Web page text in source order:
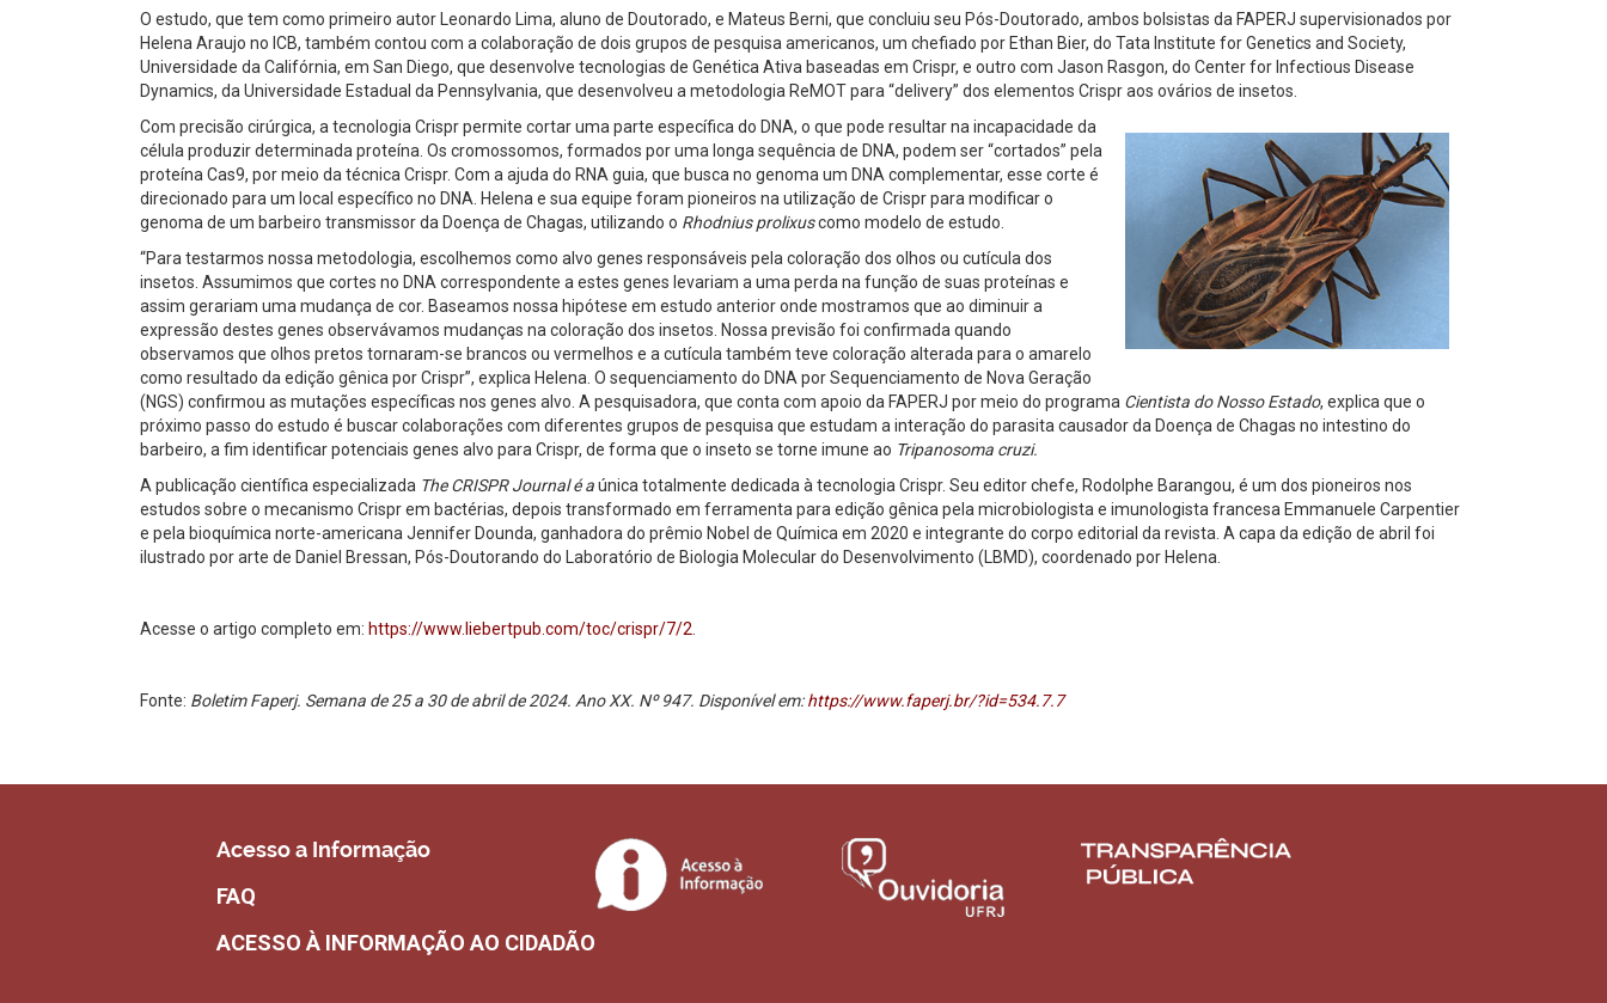
O estudo, que tem como primeiro autor Leonardo Lima, aluno de Doutorado, e Mateus Berni, que concluiu seu Pós-Doutorado, ambos bolsistas da FAPERJ supervisionados por
Helena Araujo no ICB, também contou com a colaboração de dois grupos de pesquisa americanos, um chefiado por Ethan Bier, do Tata Institute for Genetics and Society,
Universidade da Califórnia, em San Diego, que desenvolve tecnologias de Genética Ativa baseadas em Crispr, e outro com Jason Rasgon, do Center for Infectious Disease
Dynamics, da Universidade Estadual da Pennsylvania, que desenvolveu a metodologia ReMOT para “delivery” dos elementos Crispr aos ovários de insetos.
Com precisão cirúrgica, a tecnologia Crispr permite cortar uma parte específica do DNA, o que pode resultar na incapacidade da
célula produzir determinada proteína. Os cromossomos, formados por uma longa sequência de DNA, podem ser “cortados” pela
proteína Cas9, por meio da técnica Crispr. Com a ajuda do RNA guia, que busca no genoma um DNA complementar, esse corte é
direcionado para um local específico no DNA. Helena e sua equipe foram pioneiros na utilização de Crispr para modificar o
genoma de um barbeiro transmissor da Doença de Chagas, utilizando o Rhodnius prolixuscomo modelo de estudo.
“Para testarmos nossa metodologia, escolhemos como alvo genes responsáveis pela coloração dos olhos ou cutícula dos
insetos. Assumimos que cortes no DNA correspondente a estes genes levariam a uma perda na função de suas proteínas e
assim gerariam uma mudança de cor. Baseamos nossa hipótese em estudo anterior onde mostramos que ao diminuir a
expressão destes genes observávamos mudanças na coloração dos insetos. Nossa previsão foi confirmada quando
observamos que olhos pretos tornaram-se brancos ou vermelhos e a cutícula também teve coloração alterada para o amarelo
como resultado da edição gênica por Crispr”, explica Helena. O sequenciamento do DNA por Sequenciamento de Nova Geração
(NGS) confirmou as mutações específicas nos genes alvo. A pesquisadora, que conta com apoio da FAPERJ por meio do programa Cientista do Nosso Estado, explica que o
próximo passo do estudo é buscar colaborações com diferentes grupos de pesquisa que estudam a interação do parasita causador da Doença de Chagas no intestino do
barbeiro, a fim identificar potenciais genes alvo para Crispr, de forma que o inseto se torne imune ao Tripanosoma cruzi.
A publicação científica especializada The CRISPR Journal é aúnica totalmente dedicada à tecnologia Crispr. Seu editor chefe, Rodolphe Barangou, é um dos pioneiros nos
estudos sobre o mecanismo Crispr em bactérias, depois transformado em ferramenta para edição gênica pela microbiologista e imunologista francesa Emmanuele Carpentier
e pela bioquímica norte-americana Jennifer Dounda, ganhadora do prêmio Nobel de Química em 2020 e integrante do corpo editorial da revista. A capa da edição de abril foi
ilustrado por arte de Daniel Bressan, Pós-Doutorando do Laboratório de Biologia Molecular do Desenvolvimento (LBMD), coordenado por Helena.
Acesse o artigo completo em: https://www.liebertpub.com/toc/crispr/7/2.
Fonte: Boletim Faperj. Semana de 25 a 30 de abril de 2024. Ano XX. Nº 947. Disponível em:https://www.faperj.br/?id=534.7.7
Acesso a Informação
FAQ
ACESSO À INFORMAÇÃO AO CIDADÃO